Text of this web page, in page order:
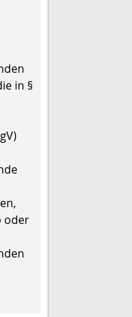
in §
oder